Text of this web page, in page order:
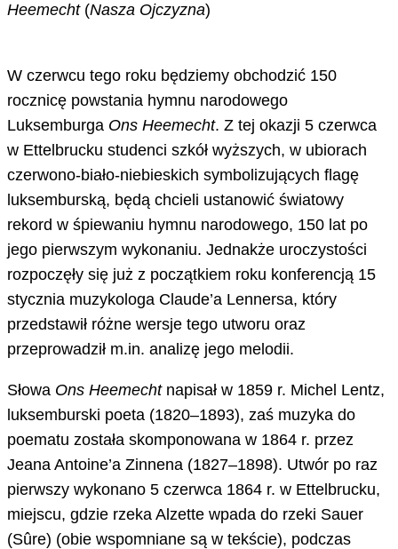
Heemecht(Nasza Ojczyzna)
W czerwcu tego roku będziemy obchodzić 150
rocznicę powstania hymnu narodowego
Luksemburga Ons Heemecht. Z tej okazji 5 czerwca
w Ettelbrucku studenci szkół wyższych, w ubiorach
czerwono-biało-niebieskich symbolizujących flagę
luksemburską, będą chcieli ustanowić światowy
rekord w śpiewaniu hymnu narodowego, 150 lat po
jego pierwszym wykonaniu. Jednakże uroczystości
rozpoczęły się już z początkiem roku konferencją 15
stycznia muzykologa Claude’a Lennersa, który
przedstawił różne wersje tego utworu oraz
przeprowadził m.in. analizę jego melodii.
Słowa Ons Heemechtnapisał w 1859 r. Michel Lentz,
luksemburski poeta (1820–1893), zaś muzyka do
poematu została skomponowana w 1864 r. przez
Jeana Antoine’a Zinnena (1827–1898). Utwór po raz
pierwszy wykonano 5 czerwca 1864 r. w Ettelbrucku,
miejscu, gdzie rzeka Alzette wpada do rzeki Sauer
(Sûre) (obie wspomniane są w tekście), podczas